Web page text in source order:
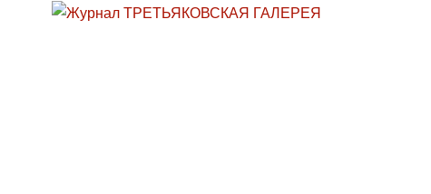
Перейти к основному содержанию
Skip to search